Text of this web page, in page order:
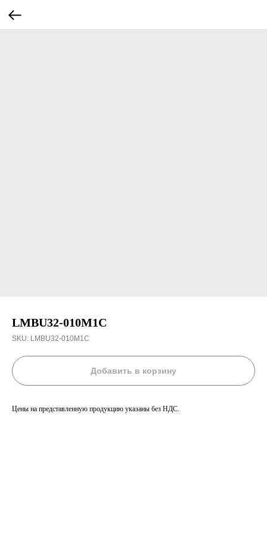
LMBU32-010M1C
SKU: LMBU32-010M1C
Добавить в корзину
Цены на представленную продукцию указаны без НДС.